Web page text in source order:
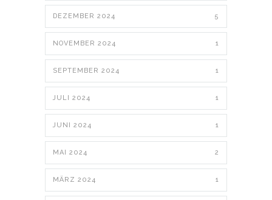
DEZEMBER 2024 5
NOVEMBER 2024 1
SEPTEMBER 2024 1
JULI 2024 1
JUNI 2024 1
MAI 2024 2
MÄRZ 2024 1